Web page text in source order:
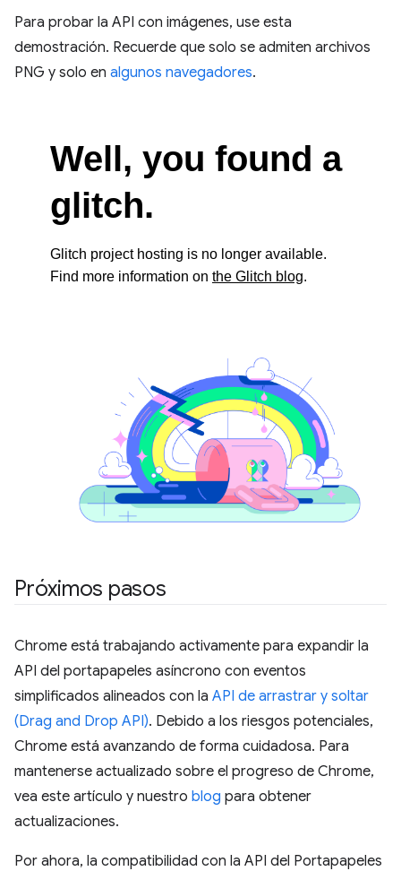
Para probar la API con imágenes, use esta
demostración. Recuerde que solo se admiten archivos
PNG y solo en algunos navegadores.
Próximos pasos
Chrome está trabajando activamente para expandir la
API del portapapeles asíncrono con eventos
simplificados alineados con la API de arrastrar y soltar
(Drag and Drop API). Debido a los riesgos potenciales,
Chrome está avanzando de forma cuidadosa. Para
mantenerse actualizado sobre el progreso de Chrome,
vea este artículo y nuestro blog para obtener
actualizaciones.
Por ahora, la compatibilidad con la API del Portapapeles